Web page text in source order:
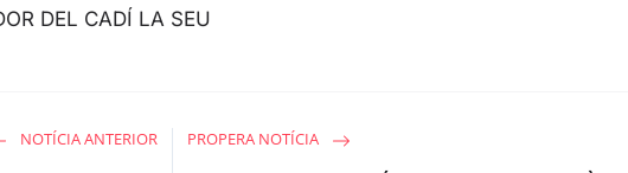
DEL CADÍ LA SEU
NOTÍCIA ANTERIOR PROPERA NOTÍCIA